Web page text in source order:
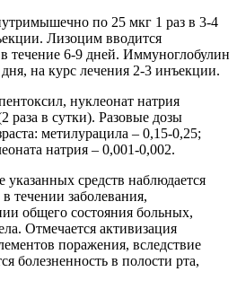
по 25 мкг 1 раз в 3-4
Лизоцим вводится
течение 6-9 дней. Иммуноглобулин
на курс лечения 2-3 инъекции.
нуклеонат натрия
раза в сутки). Разовые дозы
метилурацила – 0,15-0,25;
натрия – 0,001-0,002.
средств наблюдается
течении заболевания,
общего состояния больных,
Отмечается активизация
поражения, вследствие
болезненность в полости рта,